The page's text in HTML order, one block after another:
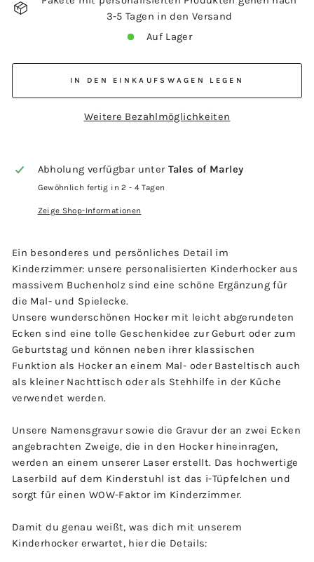
3-5 Tagen in den Versand
Auf Lager
IN DEN EINKAUFSWAGEN LEGEN
Weitere Bezahlmöglichkeiten
Abholung verfügbar unter Tales of Marley
Gewöhnlich fertig in 2 - 4 Tagen
Zeige Shop-Informationen
Ein besonderes und persönliches Detail im
Kinderzimmer: unsere personalisierten Kinderhocker aus
massivem Buchenholz sind eine schöne Ergänzung für
die Mal- und Spielecke.
Unsere wunderschönen Hocker mit leicht abgerundeten
Ecken sind eine tolle Geschenkidee zur Geburt oder zum
Geburtstag und können neben ihrer klassischen
Funktion als Hocker an einem Mal- oder Basteltisch auch
als kleiner Nachttisch oder als Stehhilfe in der Küche
verwendet werden.
Unsere Namensgravur sowie die Gravur der an zwei Ecken
angebrachten Zweige, die in den Hocker hineinragen,
werden an einem unserer Laser erstellt. Das hochwertige
Laserbild auf dem Kinderstuhl ist das i-Tüpfelchen und
sorgt für einen WOW-Faktor im Kinderzimmer.
Damit du genau weißt, was dich mit unserem
Kinderhocker erwartet, hier die Details: